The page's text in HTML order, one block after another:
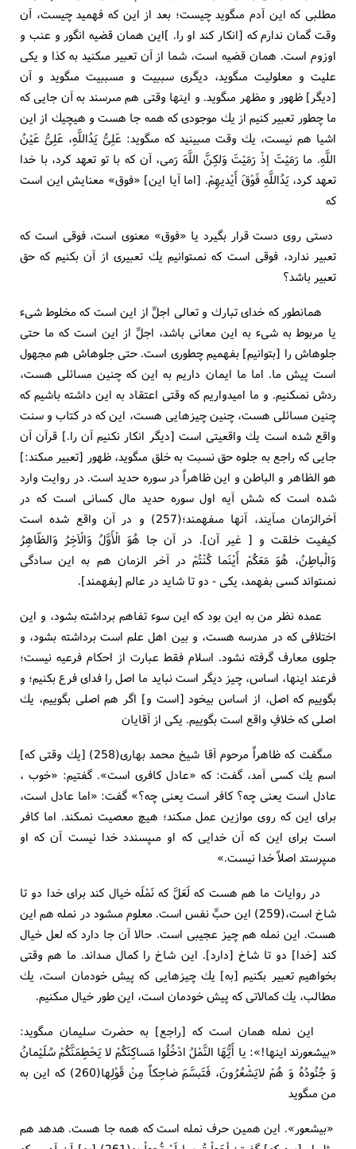
مطلبى كه اين آدم مى‏گويد چيست؛ بعد از اين كه فهميد چيست، آن
وقت گمان ندارم كه [انكار كند او را. ]اين همان قضيه انگور و عنب و
اوزوم است. همان قضيه است، شما از آن تعبير مى‏كنيد به كذا و يكى
عليت و معلوليت مى‏گويد، ديگرى سببيت و مسببيت مى‏گويد و آن
[ديگر] ظهور و مظهر مى‏گويد. و اينها وقتى هم مى‏رسند به آن جايى كه
ما چطور تعبير كنيم از يك موجودى كه همه جا هست و هيچ‏يك از اين
اشيا هم نيست، يك وقت مى‏بينيد كه مى‏گويد: عَلِىُّ يَدُاللَّهِ، عَلِىُّ عَيْنُ
اللَّهِ. ما رَمَيْتَ إذْ رَمَيْتَ وَلكِنَّ اللَّهَ رَمى‏، آن كه با تو تعهد كرد، با خدا
تعهد كرد، يَدُاللَّهِ فَوْقَ أَيْديهِمْ. [اما آيا اين‏] «فوق» معنايش اين است
كه
دستى روى دست قرار بگيرد يا «فوق» معنوى است، فوقى است كه
تعبير ندارد، فوقى است كه نمى‏توانيم يك تعبيرى از آن بكنيم كه حق
تعبير باشد؟
همان‏طور كه خداى تبارك و تعالى اجلِّ از اين است كه مخلوط شى‏ء
يا مربوط به شى‏ء به اين معانى باشد، اجلِّ از اين است كه ما حتى
جلوه‏اش را [بتوانيم‏] بفهميم چطورى است. حتى جلوه‏اش هم مجهول
است پيش ما. اما ما ايمان داريم به اين كه چنين مسائلى هست،
ردش نمى‏كنيم. و ما اميدواريم كه وقتى اعتقاد به اين داشته باشيم كه
چنين مسائلى هست، چنين چيزهايى هست، اين كه در كتاب و سنت
واقع شده است يك واقعيتى است [ديگر انكار نكنيم آن را.] قرآن آن
جايى كه راجع به جلوه حق نسبت به خلق مى‏گويد، ظهور [تعبير مى‏كند:]
هو الظاهر و الباطن و اين ظاهراً در سوره حديد است. در روايت وارد
شده است كه شش آيه اول سوره حديد مال كسانى است كه در
آخرالزمان مى‏آيند، آنها مى‏فهمند؛(257) و در آن واقع شده است
كيفيت خلقت و [ غير آن‏]. در آن جا هُوَ الْأَوَّلُ وَالْآخِرُ وَالظّاهِرُ
وَالْباطِنُ، هُوَ مَعَكُمْ أَيْنَما كُنْتُمْ در آخر الزمان هم به اين سادگى
نمى‏تواند كسى بفهمد، يكى - دو تا شايد در عالم [بفهمند].
عمده نظر من به اين بود كه اين سوء تفاهم برداشته بشود، و اين
اختلافى كه در مدرسه هست، و بين اهل علم است برداشته بشود، و
جلوى معارف گرفته نشود. اسلام فقط عبارت از احكام فرعيه نيست؛
فرعند اينها، اساس، چيز ديگر است نبايد ما اصل را فداى فرع بكنيم؛ و
بگوييم كه اصل، از اساس بيخود [است و] اگر هم اصلى بگوييم، يك
اصلى كه خلافِ واقع است بگوييم. يكى از آقايان
مى‏گفت كه ظاهراً مرحوم آقا شيخ محمد بهارى(258) [يك وقتى كه‏]
اسم يك كسى آمد، گفت: كه «عادل كافرى است». گفتيم: «خوب ،
عادل است يعنى چه؟ كافر است يعنى چه؟» گفت: «اما عادل است،
براى اين كه روى موازين عمل مى‏كند؛ هيچ معصيت نمى‏كند. اما كافر
است براى اين كه آن خدايى كه او مى‏پسندد خدا نيست آن كه او
مى‏پرستد اصلاً خدا نيست.»
در روايات ما هم هست كه لَعَلَّ كه نَمْلَه خيال كند براى خدا دو تا
شاخ است،(259) اين حبِّ نفس است. معلوم مى‏شود در نمله هم اين
هست. اين نمله هم چيز عجيبى است. حالا آن جا دارد كه لعل خيال
كند [خدا] دو تا شاخ [دارد]. اين شاخ را كمال مى‏داند. ما هم وقتى
بخواهيم تعبير بكنيم [به‏] يك چيزهايى كه پيش خودمان است، يك
مطالب، يك كمالاتى كه پيش خودمان است، اين طور خيال مى‏كنيم.
اين نمله همان است كه [راجع‏] به حضرت سليمان مى‏گويد:
«بيشعورند اينها!»: يا أَيُّهَا النَّمْلُ ادْخُلُوا مَساكِنَكُمْ لا يَحْطِمَنَّكُمْ سُلَيْمانُ
وَ جُنُودُهُ وَ هُمْ لايَشْعُرُونَ، فَتَبسَّمَ ضاحِكاً مِنْ قَوْلِها(260) كه اين به
من مى‏گويد
«بيشعور». اين همين حرف نمله است كه همه جا هست. هدهد هم